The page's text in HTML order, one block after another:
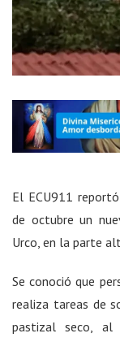
El ECU911
de octubre un
Urco, en la parte
Se conoció que
realiza tareas de
pastizal seco, al